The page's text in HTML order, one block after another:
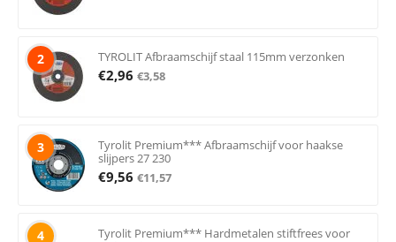
2 TYROLIT Afbraamschijf staal 115mm verzonken
€2,96 €3,58
3
Tyrolit Premium*** Afbraamschijf voor haakse
slijpers 27 230
€9,56 €11,57
4
Tyrolit Premium*** Hardmetalen stiftfrees voor